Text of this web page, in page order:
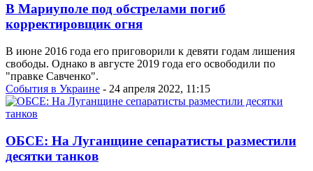
В Мариуполе под обстрелами погиб
корректировщик огня
В июне 2016 года его приговорили к девяти годам лишения
свободы. Однако в августе 2019 года его освободили по
"правке Савченко".
События в Украине - 24 апреля 2022, 11:15
ОБСЕ: На Луганщине сепаратисты разместили
десятки танков